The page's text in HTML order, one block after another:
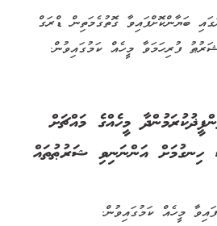
ބަޔާންކޮށްފައިވާ ގޮތުގެމަތިން ޑްރަގް
ފުރިހަމަވާ މީހެއް ކަމުގައިވުން.
މީހެއްގެ މައްޗަށް
އަންނަނިވި ޝަރުޠުތައް